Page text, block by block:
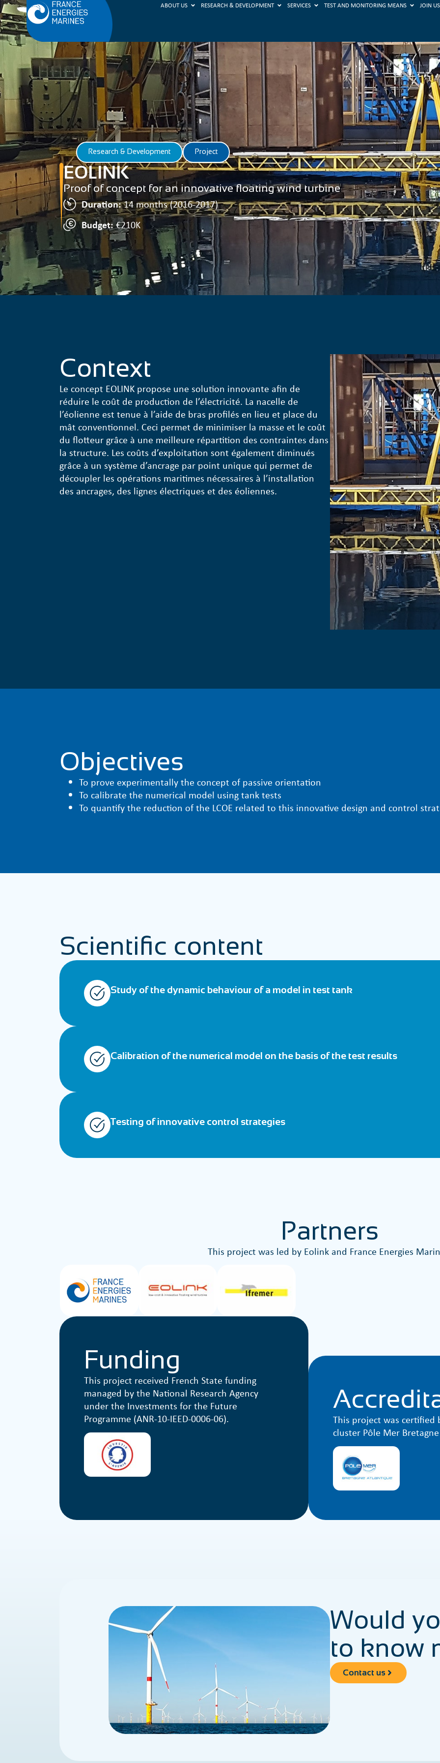
ABOUT US RESEARCH & DEVELOPMENT SERVICES TEST AND MONITORING MEANS JOIN US
Research & Development Project
EOLINK
Proof of concept for an innovative floating wind turbine
Duration:14 months (2016-2017)
Budget:€210K
Context
Le concept EOLINK propose une solution innovante afin de
réduire le coût de production de l’électricité. La nacelle de
l’éolienne est tenue à l’aide de bras profilés en lieu et place du
mât conventionnel. Ceci permet de minimiser la masse et le coût
du flotteur grâce à une meilleure répartition des contraintes dans
la structure. Les coûts d’exploitation sont également diminués
grâce à un système d’ancrage par point unique qui permet de
découpler les opérations maritimes nécessaires à l’installation
des ancrages, des lignes électriques et des éoliennes.
Objectives
To prove experimentally the concept of passive orientation
To calibrate the numerical model using tank tests
To quantify the reduction of the LCOE related to this innovative design and control
Scientific content
Study of the dynamic behaviour of a model in test tank
Calibration of the numerical model on the basis of the test results
Testing of innovative control strategies
Partners
This project was led by Eolink and France Energies
Funding
This project received French State funding
managed by the National Research Agency
under the Investments for the Future
Programme (ANR-10-IEED-0006-06).
This project was certified
cluster Pôle Mer
Would
to know
Contact us